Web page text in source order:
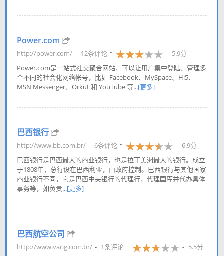
Power.com
http://power.com/ 12条评论
5.9分
Power.com是一站式社交聚合网站，可以让用户集中登陆、管理多
个不同的社会化网络帐号，比如 Facebook、MySpace、Hi5、
MSN Messenger、Orkut 和 YouTube 等...[更多]
巴西银行
http://www.bb.com.br/ 6条评论
6.9分
巴西银行是巴西最大的商业银行，也是拉丁美洲最大的银行。成立
于1808年，总行设在巴西利亚，由政府控制。巴西银行与其他国家
商业银行不同，它是巴西中央银行的代理行，代理国库并代办具体
事务等，如负责...[更多]
巴西航空公司
http://www.varig.com.br/ 1条评论 5.5分